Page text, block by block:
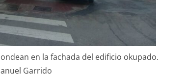
en la fachada del edificio okupado.
Garrido